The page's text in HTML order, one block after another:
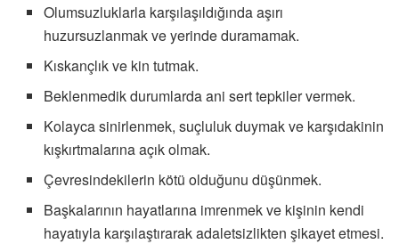
Olumsuzluklarla karşılaşıldığında aşırı
huzursuzlanmak ve yerinde duramamak.
Kıskançlık ve kin tutmak.
Beklenmedik durumlarda ani sert tepkiler vermek.
Kolayca sinirlenmek, suçluluk duymak ve karşıdakinin
kışkırtmalarına açık olmak.
Çevresindekilerin kötü olduğunu düşünmek.
Başkalarının hayatlarına imrenmek ve kişinin kendi
hayatıyla karşılaştırarak adaletsizlikten şikayet etmesi.